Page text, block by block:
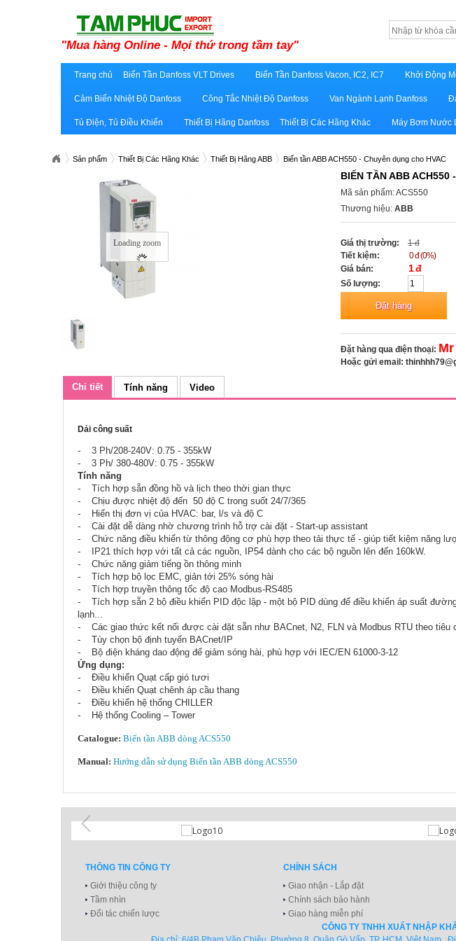
"Mua hàng Online - Mọi thứ trong tầm tay"
Trang chủ Biến Tần Danfoss VLT Drives Biến Tần Danfoss Vacon, IC2, IC7 Khởi Động
Cảm Biến Nhiệt Độ Danfoss Công Tắc Nhiệt Độ Danfoss Van Ngành Lạnh Danfoss
Tủ Điện, Tủ Điều Khiển Thiết Bị Hãng Danfoss Thiết Bị Các Hãng Khác Máy Bơm Nước
Sản phẩm Thiết Bị Các Hãng Khác Thiết Bị Hãng ABB Biến tần ABB ACH550 - Chuyên dụng cho HVAC
Loading zoom
BIẾN TẦN ABB ACH550
Mã sản phẩm: ACS550
Thương hiệu: ABB
Giá thị trường:
1 đ
Tiết kiệm:
0 đ (0%)
Giá bán:
1 đ
Số lượng:
Đặt hàng qua điện thoại:
Hoặc gửi email:
Chi tiết Tính năng Video
Dải công suất
- 3 Ph/208-240V: 0.75 - 355kW
- 3 Ph/ 380-480V: 0.75 - 355kW
Tính năng
- Tích hợp sẵn đồng hồ và lịch theo thời gian thực
- Chịu được nhiệt độ đến 50 độ C trong suốt 24/7/365
- Hiển thị đơn vị của HVAC: bar, l/s và độ C
- Cài đặt dễ dàng nhờ chương trình hỗ trợ cài đặt - Start-up assistant
- Chức năng điều khiển từ thông động cơ phù hợp theo tải thực tế - giúp tiết kiệm năng
- IP21 thích hợp với tất cả các nguồn, IP54 dành cho các bộ nguồn lên đến 160kW.
- Chức năng giảm tiếng ồn thông minh
- Tích hợp bộ lọc EMC, giản tới 25% sóng hài
- Tích hợp truyền thông tốc độ cao Modbus-RS485
- Tích hợp sẵn 2 bộ điều khiển PID độc lập - một bộ PID dùng để điều khiển áp suất
lạnh...
- Các giao thức kết nối được cài đặt sẵn như BACnet, N2, FLN và Modbus RTU theo tiêu
- Tùy chọn bộ định tuyến BACnet/IP
- Bộ điện kháng dao động để giảm sóng hài, phù hợp với IEC/EN 61000-3-12
Ứng dụng:
- Điều khiển Quạt cấp gió tươi
- Điều khiển Quạt chênh áp cầu thang
- Điều khiển hệ thống CHILLER
- Hệ thống Cooling – Tower
Catalogue: Biến tần ABB dòng ACS550
Manual: Hướng dẫn sử dụng Biến tần ABB dòng ACS550
THÔNG TIN CÔNG TY
Giới thiệu công ty
Tầm nhìn
Đối tác chiến lược
CHÍNH SÁCH
Giao nhận - Lắp đặt
Chính sách bảo hành
Giao hàng miễn phí
CÔNG TY TNHH XUẤT NHẬP